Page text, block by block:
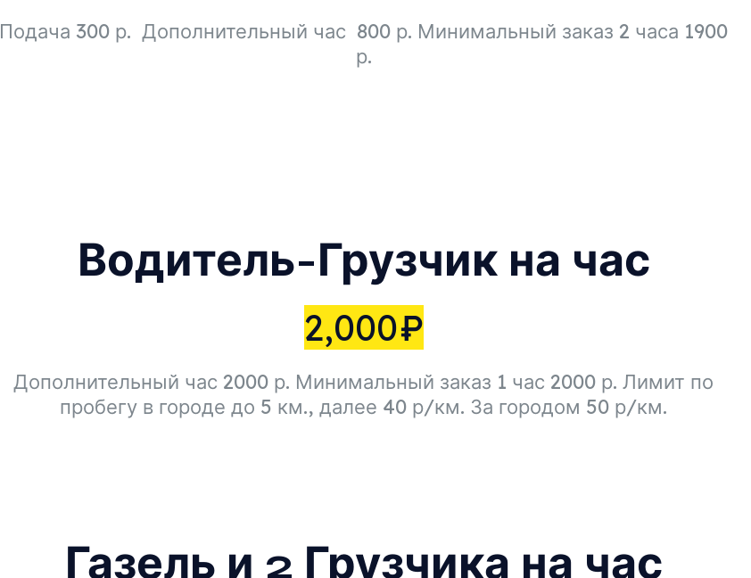
Подача 300 р. Дополнительный час 800 р. Минимальный заказ 2 часа 1900
р.
Водитель-Грузчик на час
2,000₽
Дополнительный час 2000 р. Минимальный заказ 1 час 2000 р. Лимит по
пробегу в городе до 5 км., далее 40 р/км. За городом 50 р/км.
Газель и 2 Грузчика на час